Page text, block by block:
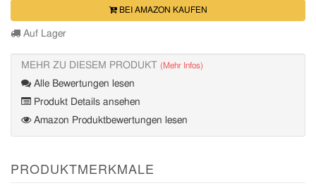
BEI AMAZON KAUFEN
Auf Lager
MEHR ZU DIESEM PRODUKT (Mehr Infos)
Alle Bewertungen lesen
Produkt Details ansehen
Amazon Produktbewertungen lesen
PRODUKTMERKMALE